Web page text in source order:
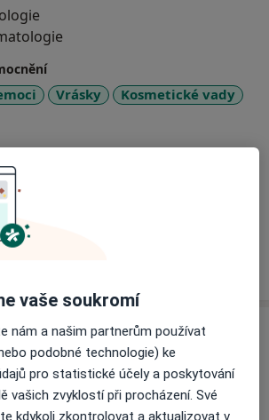
Vrásky
Kosmetické vady
vaše soukromí
nám a našim partnerům používat
podobné technologie) ke
pro statistické účely a poskytování
vašich zvyklostí při procházení. Své
kdykoli zkontrolovat a aktualizovat v